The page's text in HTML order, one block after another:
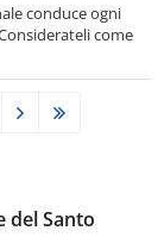
conduce ogni
come
del Santo